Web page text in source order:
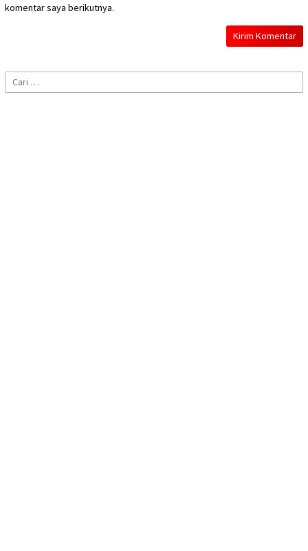
komentar saya berikutnya.
Cari
untuk: